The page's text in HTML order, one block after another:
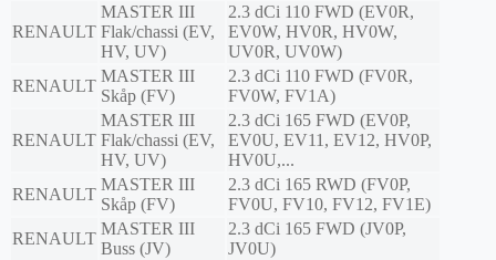
RENAULT
MASTER III
Flak/chassi (EV,
HV, UV)
2.3 dCi 110 FWD (EV0R,
EV0W, HV0R, HV0W,
UV0R, UV0W)
RENAULT
MASTER III
Skåp (FV)
2.3 dCi 110 FWD (FV0R,
FV0W, FV1A)
RENAULT
MASTER III
Flak/chassi (EV,
HV, UV)
2.3 dCi 165 FWD (EV0P,
EV0U, EV11, EV12, HV0P,
HV0U,...
RENAULT
MASTER III
Skåp (FV)
2.3 dCi 165 RWD (FV0P,
FV0U, FV10, FV12, FV1E)
RENAULT
MASTER III
Buss (JV)
2.3 dCi 165 FWD (JV0P,
JV0U)